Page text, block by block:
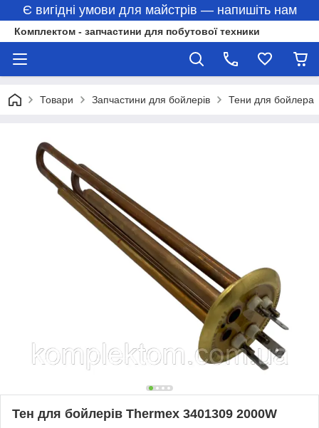
Є вигідні умови для майстрів — напишіть нам
Комплектом - запчастини для побутової техники
Товари Запчастини для бойлерів Тени для бойлера
Тен для бойлерів Thermex 3401309 2000W